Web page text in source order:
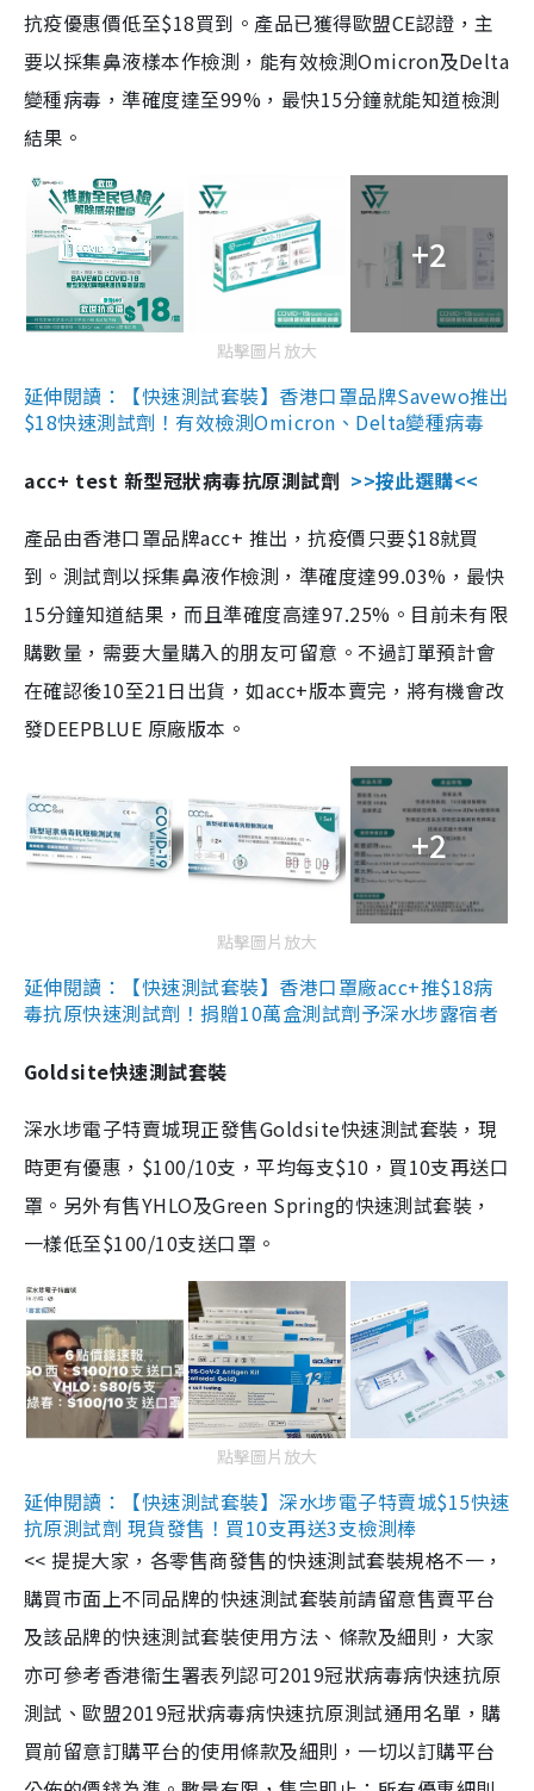
抗疫優惠價低至$18買到。產品已獲得歐盟CE認證，主
要以採集鼻液樣本作檢測，能有效檢測Omicron及Delta
變種病毒，準確度達至99%，最快15分鐘就能知道檢測
結果。
+2
點擊圖片放大
延伸閱讀：【快速測試套裝】香港口罩品牌Savewo推出
$18快速測試劑！有效檢測Omicron、Delta變種病毒
acc+ test 新型冠狀病毒抗原測試劑 >>按此選購<<
產品由香港口罩品牌acc+ 推出，抗疫價只要$18就買
到。測試劑以採集鼻液作檢測，準確度達99.03%，最快
15分鐘知道結果，而且準確度高達97.25%。目前未有限
購數量，需要大量購入的朋友可留意。不過訂單預計會
在確認後10至21日出貨，如acc+版本賣完，將有機會改
發DEEPBLUE 原廠版本。
+2
點擊圖片放大
延伸閱讀：【快速測試套裝】香港口罩廠acc+推$18病
毒抗原快速測試劑！捐贈10萬盒測試劑予深水埗露宿者
Goldsite快速測試套裝
深水埗電子特賣城現正發售Goldsite快速測試套裝，現
時更有優惠，$100/10支，平均每支$10，買10支再送口
罩。另外有售YHLO及Green Spring的快速測試套裝，
一樣低至$100/10支送口罩。
點擊圖片放大
延伸閱讀：【快速測試套裝】深水埗電子特賣城$15快速
抗原測試劑 現貨發售！買10支再送3支檢測棒
<< 提提大家，各零售商發售的快速測試套裝規格不一，
購買市面上不同品牌的快速測試套裝前請留意售賣平台
及該品牌的快速測試套裝使用方法、條款及細則，大家
亦可參考香港衞生署表列認可2019冠狀病毒病快速抗原
測試、歐盟2019冠狀病毒病快速抗原測試通用名單，購
買前留意訂購平台的使用條款及細則，一切以訂購平台